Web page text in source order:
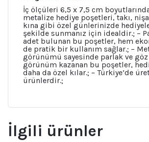
Paketi
adet
İç ölçüleri 6,5 x 7,5 cm
metalize hediye poşetleri, takı,
kına gibi özel günlerinizde
şekilde sunmanız için idealdir.; –
adet bulunan bu poşetler, hem
de pratik bir kullanım sağlar.; –
görünümü sayesinde parlak ve göz
görünüm kazanan bu poşetler,
daha da özel kılar.; – Türkiye’de
ürünlerdir.;
İlgili ürünler